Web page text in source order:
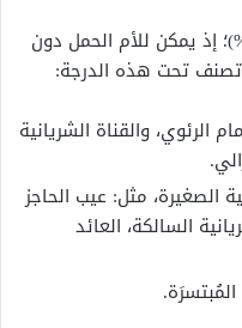
درجات خطورة (من %2.5 إلى 5%)؛ إذ يمكن للأم الحمل دون
تحت هذه الدرجة:
والقناة الشريانية
الصغيرة، مثل: عيب الحاجز
السالكة، العائد
المُبتسرَة.